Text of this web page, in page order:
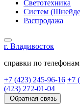
Светотехника
Систем
Распродажа
г. Владивосток
справки по телефонам
+7 (423) 245-96-16 +7
(423) 272-01-04
Обратная связь